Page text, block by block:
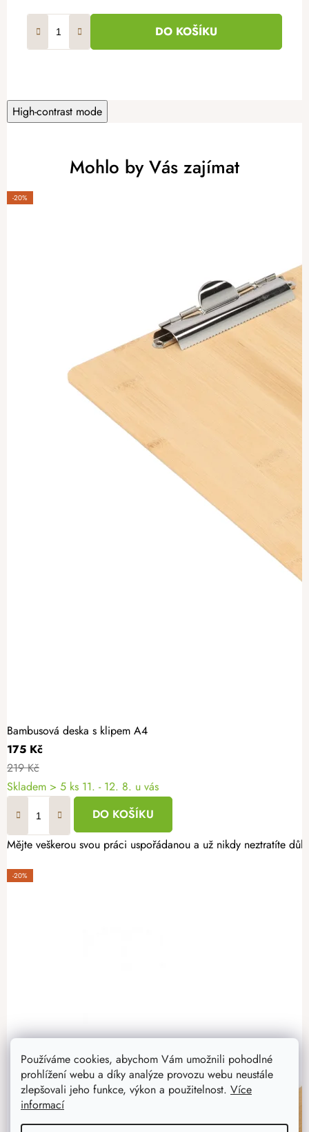
Používáme cookies, abychom Vám umožnili pohodlné
prohlížení webu a díky analýze provozu webu neustále
zlepšovali jeho funkce, výkon a použitelnost. Více
informací
DO KOŠÍKU
High-contrast mode
Mohlo by Vás zajímat
-20%
Bambusová deska s klipem A4
175 Kč
219 Kč
Skladem > 5 ks 11. - 12. 8. u vás
DO KOŠÍKU
Mějte veškerou svou práci uspořádanou a už nikdy neztratíte
-20%